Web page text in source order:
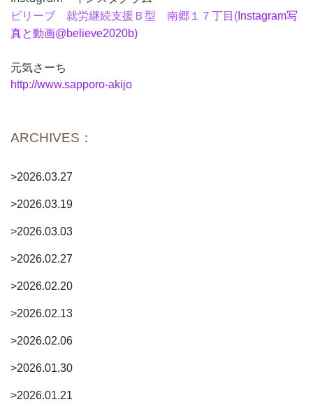
ビリーブ 就労継続支援Ｂ型 南郷１７丁目( nstagram写
真と動画@believe2020b)
元気さーち
http://www.sapporo-akijo
ARCHIVES：
>2026.03.27
>2026.03.19
>2026.03.03
>2026.02.27
>2026.02.20
>2026.02.13
>2026.02.06
>2026.01.30
>2026.01.21